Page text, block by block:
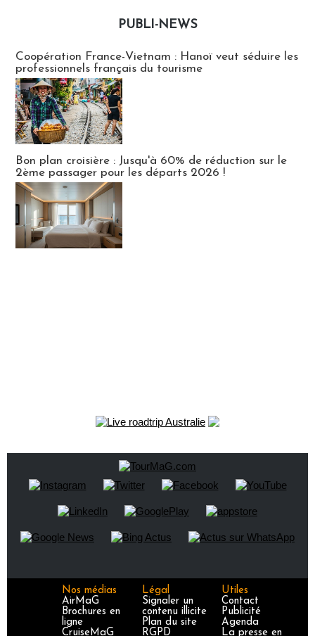
PUBLI-NEWS
Coopération France-Vietnam : Hanoï veut séduire les
professionnels français du tourisme
Bon plan croisière : Jusqu'à 60% de réduction sur le
2ème passager pour les départs 2026 !
Nos médias
AirMaG
Brochures en
ligne
CruiseMaG
Légal
Signaler un
contenu illicite
Plan du site
RGPD
Utiles
Contact
Publicité
Agenda
La presse en